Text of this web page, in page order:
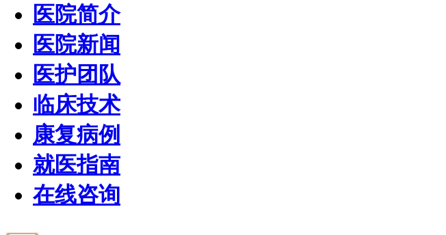
医院简介
医院新闻
医护团队
临床技术
康复病例
就医指南
在线咨询